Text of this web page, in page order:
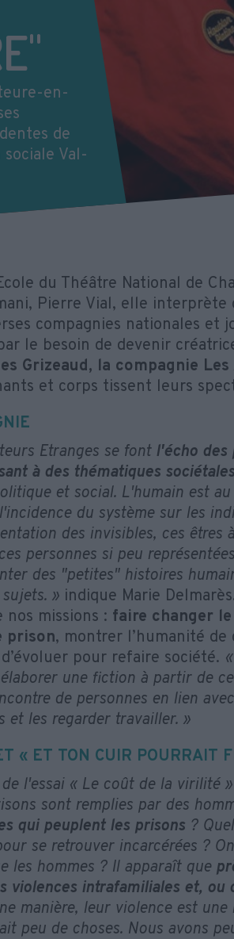
en-
de
Val-
du Théâtre National de
Pierre Vial, elle interprète
compagnies nationales et
le besoin de devenir
Grizeaud, la compagnie
et corps tissent leurs
Etranges se font l'écho des
à des thématiques sociétales
et social. L'humain est
du système sur les
des invisibles, ces êtres
personnes si peu
des "petites" histoires
» indique Marie
nos missions : faire changer
prison, montrer l’humanité
pour refaire société.
une fiction à partir de
de personnes en lien
et les regarder travailler. »
« ET TON CUIR POURRAIT
l'essai « Le coût de la virilité
sont remplies par des
qui peuplent les prisons ?
se retrouver incarcérées ?
les hommes ? Il apparaît que
violences intrafamiliales et, ou
manière, leur violence est
peu de choses. Nous avons